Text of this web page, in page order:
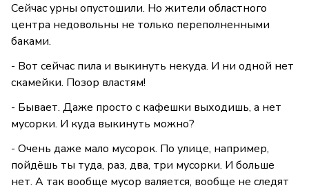
Сейчас урны опустошили. Но жители областного
центра недовольны не только переполненными
баками.
- Вот сейчас пила и выкинуть некуда. И ни одной нет
скамейки. Позор властям!
- Бывает. Даже просто с кафешки выходишь, а нет
мусорки. И куда выкинуть можно?
- Очень даже мало мусорок. По улице, например,
пойдёшь ты туда, раз, два, три мусорки. И больше
нет. А так вообще мусор валяется, вообще не следят